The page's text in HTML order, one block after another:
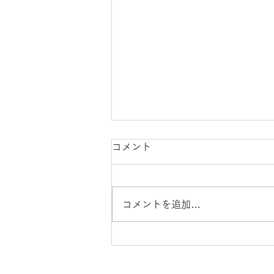
2026年8月クラススケジュー
コメント
コメントを追加…